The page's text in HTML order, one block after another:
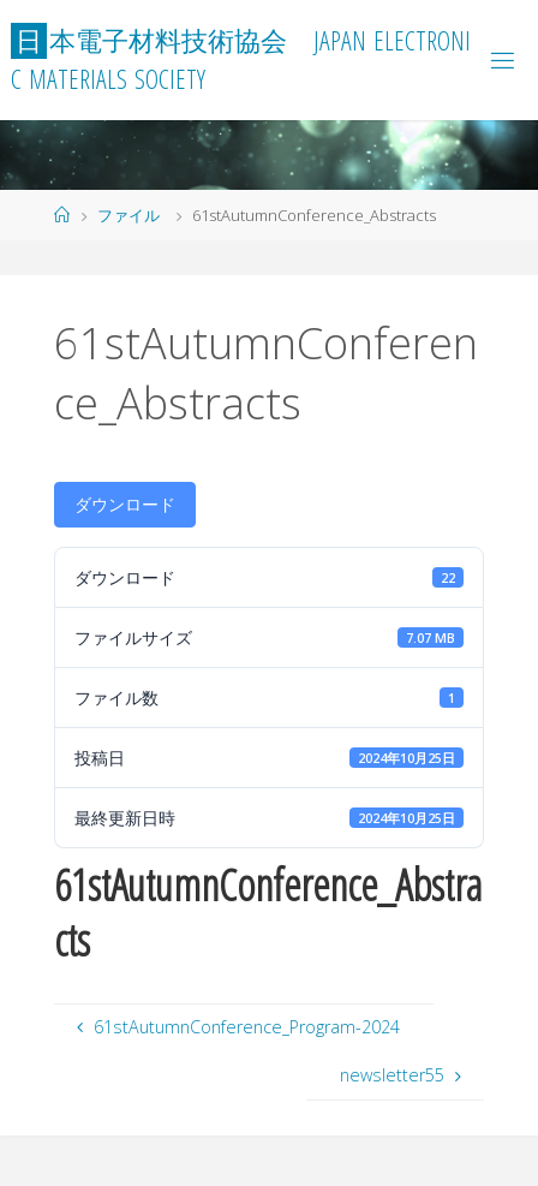
テ
ツ
ス
日 本電子材料技術協会 JAPAN ELECTRONI
C MATERIALS SOCIETY
ホ
ファイル 61stAutumnConference_Abstracts
61stAutumnConferen
ce_Abstracts
ダウンロード
ダウンロード 22
ファイルサイズ 7.07 MB
ファイル数 1
投稿日 2024年10月25日
最終更新日時 2024年10月25日
61stAutumnConference_Abstra
cts
61stAutumnConference_Program-2024
newsletter55